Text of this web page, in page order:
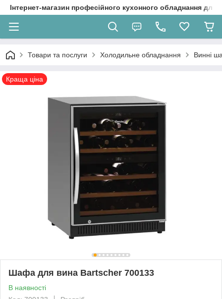
Інтернет-магазин професійного кухонного обладнання
Товари та послуги Холодильне обладнання Винні
Краща ціна
Шафа для вина Bartscher 700133
В наявності